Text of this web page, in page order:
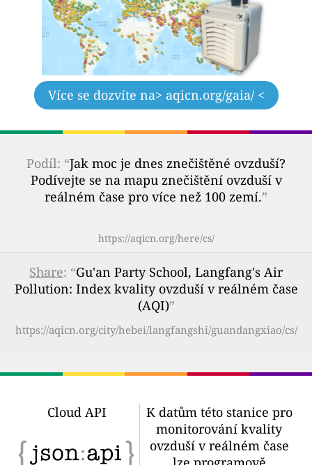
Více se dozvíte na> aqicn.org/gaia/ <
Podíl: “Jak moc je dnes znečištěné ovzduší?
Podívejte se na mapu znečištění ovzduší v
reálném čase pro více než 100 zemí.”
https://aqicn.org/here/cs/
Share: “Gu'an Party School, Langfang's Air
Pollution: Index kvality ovzduší v reálném čase
(AQI)”
https://aqicn.org/city/hebei/langfangshi/guandangxiao/cs/
Cloud API
K datům této stanice pro
monitorování kvality
ovzduší v reálném čase